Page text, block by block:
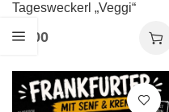
Tagesweckerl „Veggi“
€5,00